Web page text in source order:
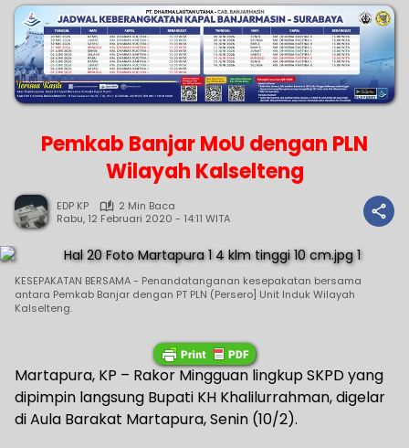
Pemkab Banjar MoU dengan PLN
Wilayah Kalselteng
EDP KP
2 Min Baca
Rabu, 12 Februari 2020 - 14:11 WITA
KESEPAKATAN BERSAMA - Penandatanganan kesepakatan bersama
antara Pemkab Banjar dengan PT PLN (Persero] Unit Induk Wilayah
Kalselteng.
Martapura, KP – Rakor Mingguan lingkup SKPD yang
dipimpin langsung Bupati KH Khalilurrahman, digelar
di Aula Barakat Martapura, Senin (10/2).